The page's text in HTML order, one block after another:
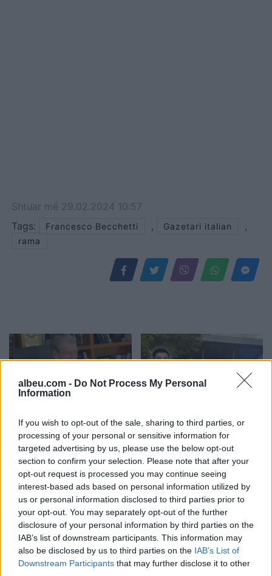
albeu.com - Do Not Process My Personal
Information
If you wish to opt-out of the sale, sharing to third parties, or
processing of your personal or sensitive information for
targeted advertising by us, please use the below opt-out
section to confirm your selection. Please note that after your
opt-out request is processed you may continue seeing
interest-based ads based on personal information utilized by
us or personal information disclosed to third parties prior to
your opt-out. You may separately opt-out of the further
disclosure of your personal information by third parties on the
IAB’s list of downstream participants. This information may
also be disclosed by us to third parties on the IAB’s List of
Downstream Participants that may further disclose it to other
Shtuar më 29.02.2024 10:57
Tags:
Francesco Becchetti , Gazetari italian ,
rama
Berisha shpreson te
ambasadori i ri amerikan,
por ashpërson qëndrimin
ndaj SPAK-ut dhe
reformës territoriale
Lëndë e dyshuar plasëse
në biznesin e Noizyt në
Durrës, çfarë zbuluan
autoritetet
Pamje alarmante nga
Kruja, zjarri përfshin
Shpërthen një dron i
paidentifikuar në Bullgari